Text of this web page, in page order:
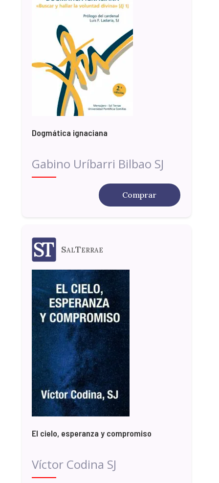
Dogmática ignaciana
Gabino Uríbarri Bilbao SJ
Comprar
SalTerrae
El cielo, esperanza y compromiso
Víctor Codina SJ